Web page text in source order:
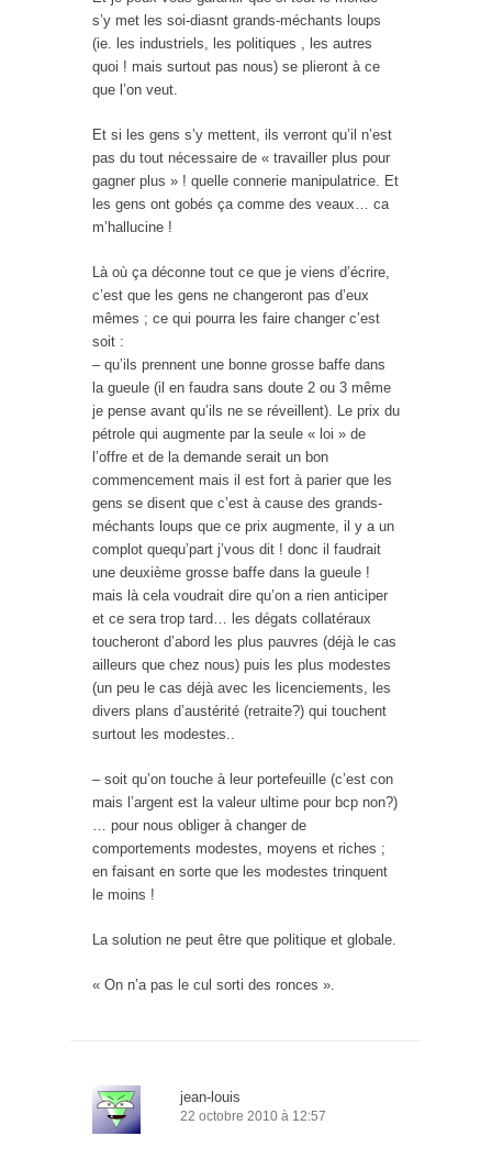
s’y met les soi-diasnt grands-méchants loups
(ie. les industriels, les politiques , les autres
quoi ! mais surtout pas nous) se plieront à ce
que l’on veut.
Et si les gens s’y mettent, ils verront qu’il n’est
pas du tout nécessaire de « travailler plus pour
gagner plus » ! quelle connerie manipulatrice. Et
les gens ont gobés ça comme des veaux… ca
m’hallucine !
Là où ça déconne tout ce que je viens d’écrire,
c’est que les gens ne changeront pas d’eux
mêmes ; ce qui pourra les faire changer c’est
soit :
– qu’ils prennent une bonne grosse baffe dans
la gueule (il en faudra sans doute 2 ou 3 même
je pense avant qu’ils ne se réveillent). Le prix du
pétrole qui augmente par la seule « loi » de
l’offre et de la demande serait un bon
commencement mais il est fort à parier que les
gens se disent que c’est à cause des grands-
méchants loups que ce prix augmente, il y a un
complot quequ’part j’vous dit ! donc il faudrait
une deuxième grosse baffe dans la gueule !
mais là cela voudrait dire qu’on a rien anticiper
et ce sera trop tard… les dégats collatéraux
toucheront d’abord les plus pauvres (déjà le cas
ailleurs que chez nous) puis les plus modestes
(un peu le cas déjà avec les licenciements, les
divers plans d’austérité (retraite?) qui touchent
surtout les modestes..
– soit qu’on touche à leur portefeuille (c’est con
mais l’argent est la valeur ultime pour bcp non?)
… pour nous obliger à changer de
comportements modestes, moyens et riches ;
en faisant en sorte que les modestes trinquent
le moins !
La solution ne peut être que politique et globale.
« On n’a pas le cul sorti des ronces ».
jean-louis
22 octobre 2010 à 12:57